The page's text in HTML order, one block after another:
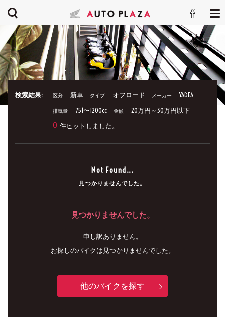
検索結果: 区分: 新車 タイプ: オフロード メーカー: YADEA
排気量: 751〜1200cc 金額: 20万円～30万円以下
0 件ヒットしました。
Not Found...
見つかりませんでした。
見つかりませんでした。
申し訳ありません。
お探しのバイクは見つかりませんでした。
他のバイクを探す